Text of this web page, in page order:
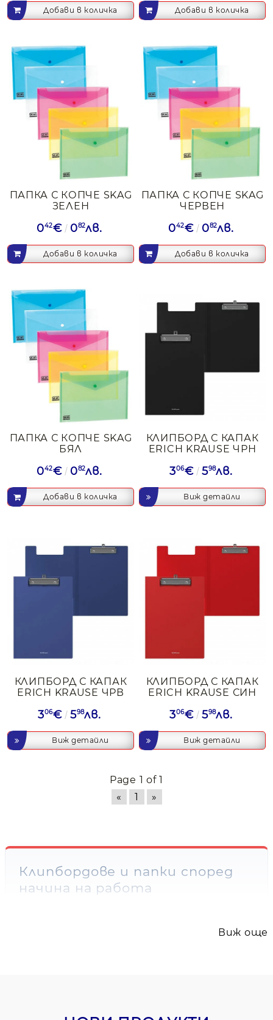
ПАПКА С КОПЧЕ SKAG
ЗЕЛЕН
042€ 082лв.
ПАПКА С КОПЧЕ SKAG
ЧЕРВЕН
042€ 082лв.
ПАПКА С КОПЧЕ SKAG
БЯЛ
042€ 082лв.
КЛИПБОРД С КАПАК
ERICH KRAUSE ЧРН
306€ 598лв.
Виж детайли
КЛИПБОРД С КАПАК
ERICH KRAUSE ЧРВ
306€ 598лв.
Виж детайли
КЛИПБОРД С КАПАК
ERICH KRAUSE СИН
306€ 598лв.
Виж детайли
Page 1 of 1
«
1 »
Клипбордове и папки според
начина на работа
различими типа продукти: цветниВиж още